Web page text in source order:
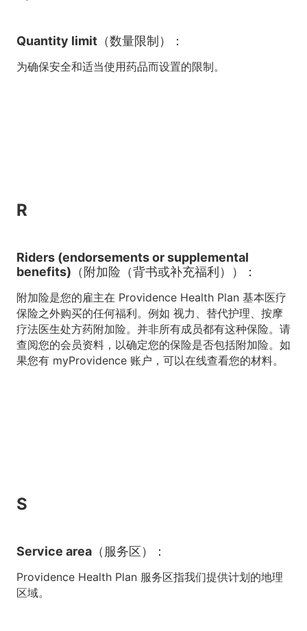
Quantity limit（数量限制）：
为确保安全和适当使用药品而设置的限制。
R
Riders (endorsements or supplemental
benefits)（附加险（背书或补充福利））：
附加险是您的雇主在 Providence Health Plan 基本医疗
保险之外购买的任何福利。例如 视力、替代护理、按摩
疗法医生处方药附加险。并非所有成员都有这种保险。请
查阅您的会员资料，以确定您的保险是否包括附加险。如
果您有 myProvidence 账户，可以在线查看您的材料。
S
Service area（服务区）：
Providence Health Plan 服务区指我们提供计划的地理
区域。